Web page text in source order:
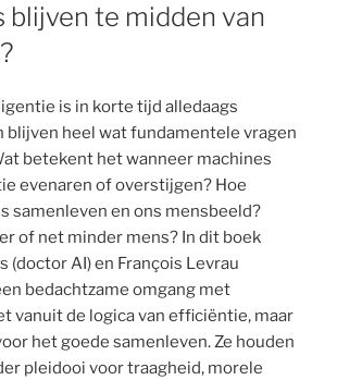
blijven te midden van
is in korte tijd alledaags
blijven heel wat fundamentele vragen
betekent het wanneer machines
evenaren of overstijgen? Hoe
samenleven en ons mensbeeld?
of net minder mens? In dit boek
(doctor AI) en François Levrau
bedachtzame omgang met
vanuit de logica van efficiëntie, maar
het goede samenleven. Ze houden
pleidooi voor traagheid, morele